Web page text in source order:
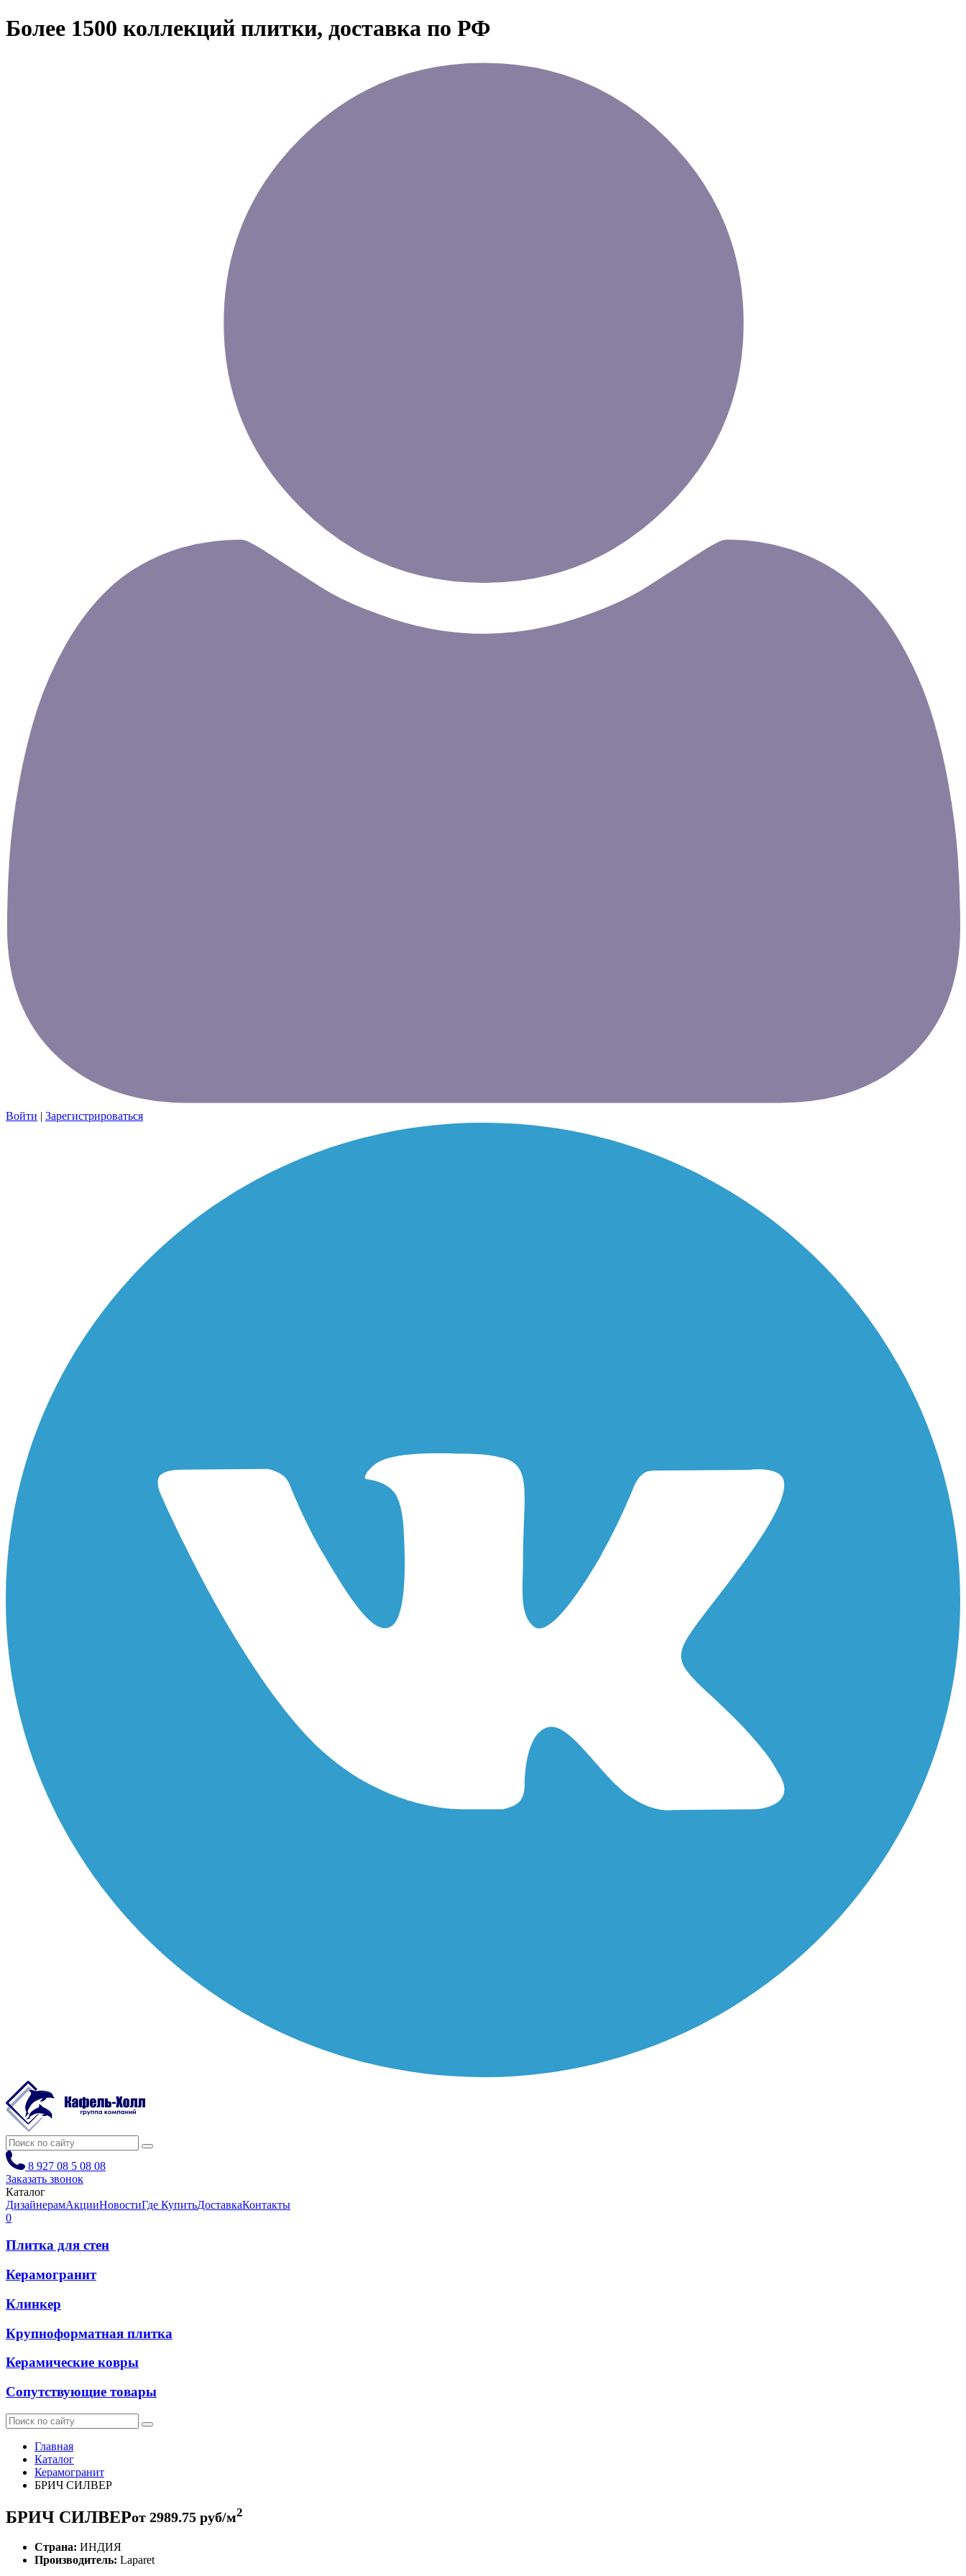
Более 1500 коллекций плитки, доставка по РФ
Войти | Зарегистрироваться
8 927 08 5 08 08
Заказать звонок
Каталог
ДизайнерамАкцииНовостиГде КупитьДоставкаКонтакты
0
Плитка для стен
Керамогранит
Клинкер
Крупноформатная плитка
Керамические ковры
Сопутствующие товары
Главная
Каталог
Керамогранит
БРИЧ СИЛВЕР
БРИЧ СИЛВЕРот 2989.75 руб/м2
Страна: ИНДИЯ
Производитель: Laparet